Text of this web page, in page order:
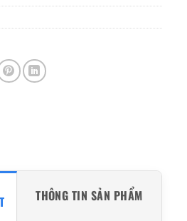
THÔNG TIN SẢN PHẨM